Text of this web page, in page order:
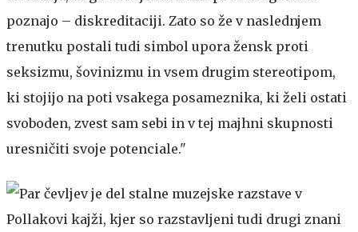
poznajo – diskreditaciji. Zato so že v naslednjem
trenutku postali tudi simbol upora žensk proti
seksizmu, šovinizmu in vsem drugim stereotipom,
ki stojijo na poti vsakega posameznika, ki želi ostati
svoboden, zvest sam sebi in v tej majhni skupnosti
uresničiti svoje potenciale."